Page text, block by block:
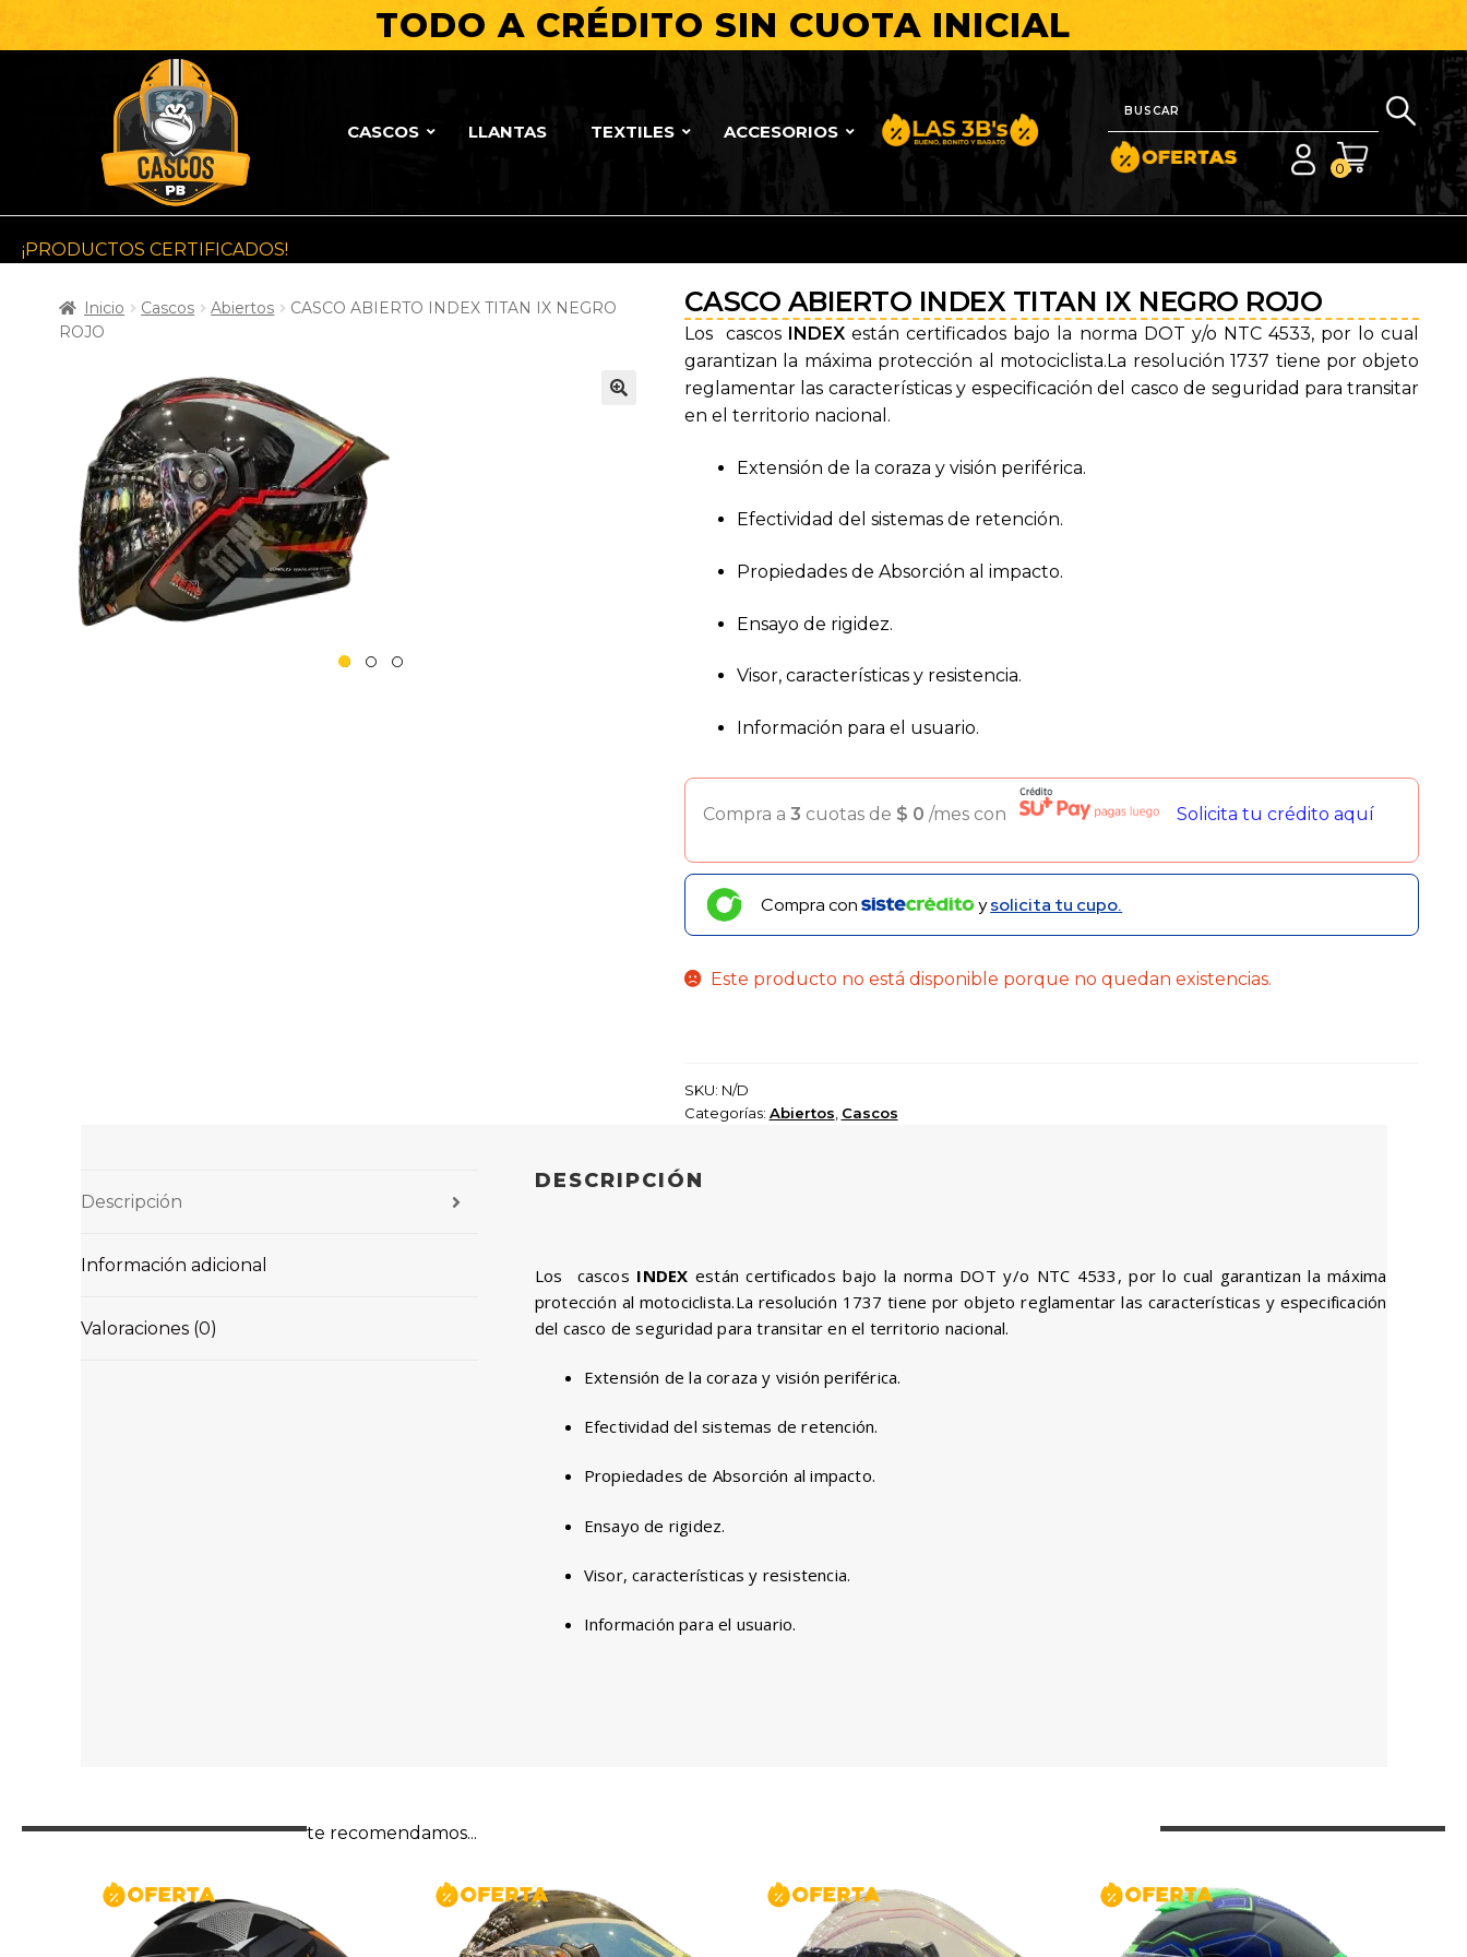
TODO A CRÉDITO SIN CUOTA INICIAL
CASCOS LLANTAS TEXTILES ACCESORIOS Bueno, Bonito y Barato
0
¡PRODUCTOS CERTIFICADOS!
Inicio Cascos Abiertos
CASCO ABIERTO INDEX TITAN IX NEGRO
ROJO
CASCO ABIERTO INDEX TITAN IX NEGRO ROJO
Los cascos INDEXestán certificados bajo la norma DOT y/o NTC 4533, por lo cual
garantizan la máxima protección al motociclista.La resolución 1737 tiene por objeto
reglamentar las características y especificación del casco de seguridad para transitar
en el territorio nacional.
Extensión de la coraza y visión periférica.
Efectividad del sistemas de retención.
Propiedades de Absorción al impacto.
Ensayo de rigidez.
Visor, características y resistencia.
Información para el usuario.
Compra a 3 cuotas de $ 0 /mes con Solicita tu crédito aquí
Compra con ysolicita tu cupo.
Este producto no está disponible porque no quedan existencias.
SKU: N/D
Categorías: Abiertos Cascos
Descripción
Información adicional
Valoraciones (0)
DESCRIPCIÓN
Los cascos INDEX están certificados bajo la norma DOT y/o NTC 4533, por lo cual garantizan la máxima
protección al motociclista.La resolución 1737 tiene por objeto reglamentar las características y especificación
del casco de seguridad para transitar en el territorio nacional.
Extensión de la coraza y visión periférica.
Efectividad del sistemas de retención.
Propiedades de Absorción al impacto.
Ensayo de rigidez.
Visor, características y resistencia.
Información para el usuario.
te recomendamos...